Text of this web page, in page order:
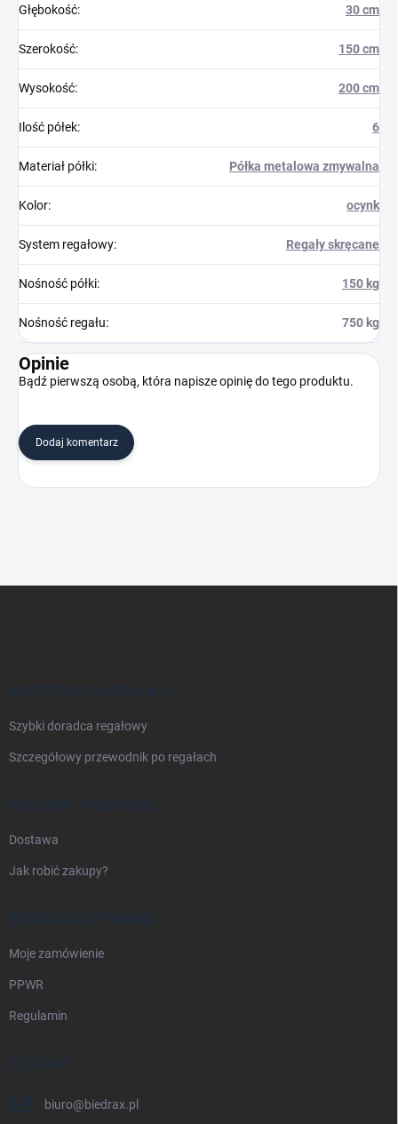
Głębokość: 30 cm
Szerokość: 150 cm
Wysokość: 200 cm
Ilość półek: 6
Materiał półki: Półka metalowa zmywalna
Kolor: ocynk
System regałowy: Regały skręcane
Nośność półki: 150 kg
Nośność regału: 750 kg
Opinie
Bądź pierwszą osobą, która napisze opinię do tego produktu.
Dodaj komentarz
WSZYSTKO O REGAŁACH
Szybki doradca regałowy
Szczegółowy przewodnik po regałach
DOSTAWA I PŁATNOŚĆ
Dostawa
Jak robić zakupy?
INFORMACJE PRAWNE
Moje zamówienie
PPWR
Regulamin
KONTAKT
biuro@biedrax.pl